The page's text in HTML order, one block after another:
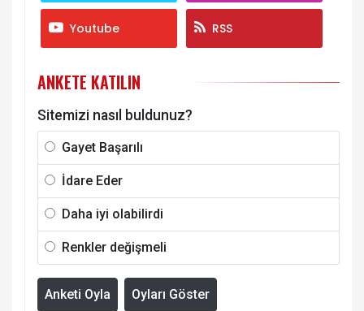
Youtube RSS
ANKETE KATILIN
Sitemizi nasıl buldunuz?
Gayet Başarılı
İdare Eder
Daha iyi olabilirdi
Renkler değişmeli
Anketi Oyla Oyları Göster